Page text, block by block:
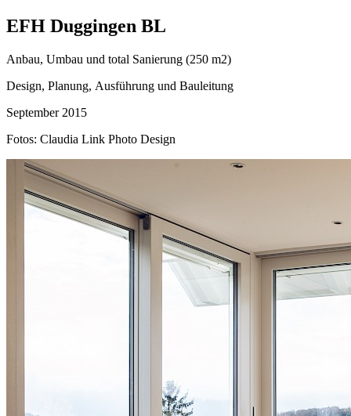
EFH Duggingen BL
Anbau, Umbau und total Sanierung (250 m2)
Design, Planung, Ausführung und Bauleitung
September 2015
Fotos: Claudia Link Photo Design